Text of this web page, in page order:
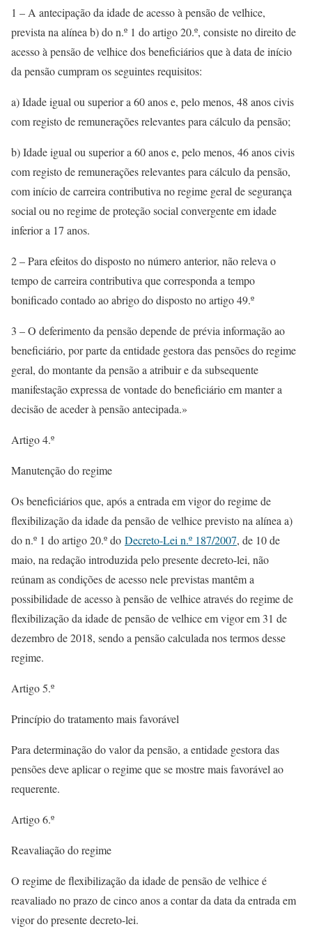
1 – A antecipação da idade de acesso à pensão de velhice,
prevista na alínea b) do n.º 1 do artigo 20.º, consiste no direito de
acesso à pensão de velhice dos beneficiários que à data de início
da pensão cumpram os seguintes requisitos:
a) Idade igual ou superior a 60 anos e, pelo menos, 48 anos civis
com registo de remunerações relevantes para cálculo da pensão;
b) Idade igual ou superior a 60 anos e, pelo menos, 46 anos civis
com registo de remunerações relevantes para cálculo da pensão,
com início de carreira contributiva no regime geral de segurança
social ou no regime de proteção social convergente em idade
inferior a 17 anos.
2 – Para efeitos do disposto no número anterior, não releva o
tempo de carreira contributiva que corresponda a tempo
bonificado contado ao abrigo do disposto no artigo 49.º
3 – O deferimento da pensão depende de prévia informação ao
beneficiário, por parte da entidade gestora das pensões do regime
geral, do montante da pensão a atribuir e da subsequente
manifestação expressa de vontade do beneficiário em manter a
decisão de aceder à pensão antecipada.»
Artigo 4.º
Manutenção do regime
Os beneficiários que, após a entrada em vigor do regime de
flexibilização da idade da pensão de velhice previsto na alínea a)
do n.º 1 do artigo 20.º do Decreto-Lei n.º 187/2007, de 10 de
maio, na redação introduzida pelo presente decreto-lei, não
reúnam as condições de acesso nele previstas mantêm a
possibilidade de acesso à pensão de velhice através do regime de
flexibilização da idade de pensão de velhice em vigor em 31 de
dezembro de 2018, sendo a pensão calculada nos termos desse
regime.
Artigo 5.º
Princípio do tratamento mais favorável
Para determinação do valor da pensão, a entidade gestora das
pensões deve aplicar o regime que se mostre mais favorável ao
requerente.
Artigo 6.º
Reavaliação do regime
O regime de flexibilização da idade de pensão de velhice é
reavaliado no prazo de cinco anos a contar da data da entrada em
vigor do presente decreto-lei.